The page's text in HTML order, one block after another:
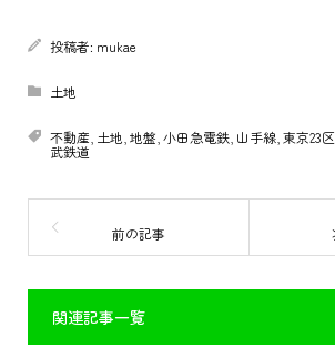
投稿者: mukae
土地
不動産 土地 地盤 小田急電鉄, 山手線, 東京23区
武鉄道
関連記事一覧